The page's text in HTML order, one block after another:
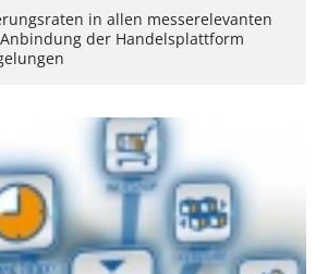
in allen messerelevanten
der Handelsplattform